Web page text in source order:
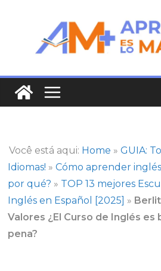
contenido
Você está aqui: Home »GUIA:
Idiomas! »Cómo aprender
por qué? » TOP 13 mejores
Inglés en Español [2025] »
Valores ¿El Curso de Inglés es
pena?